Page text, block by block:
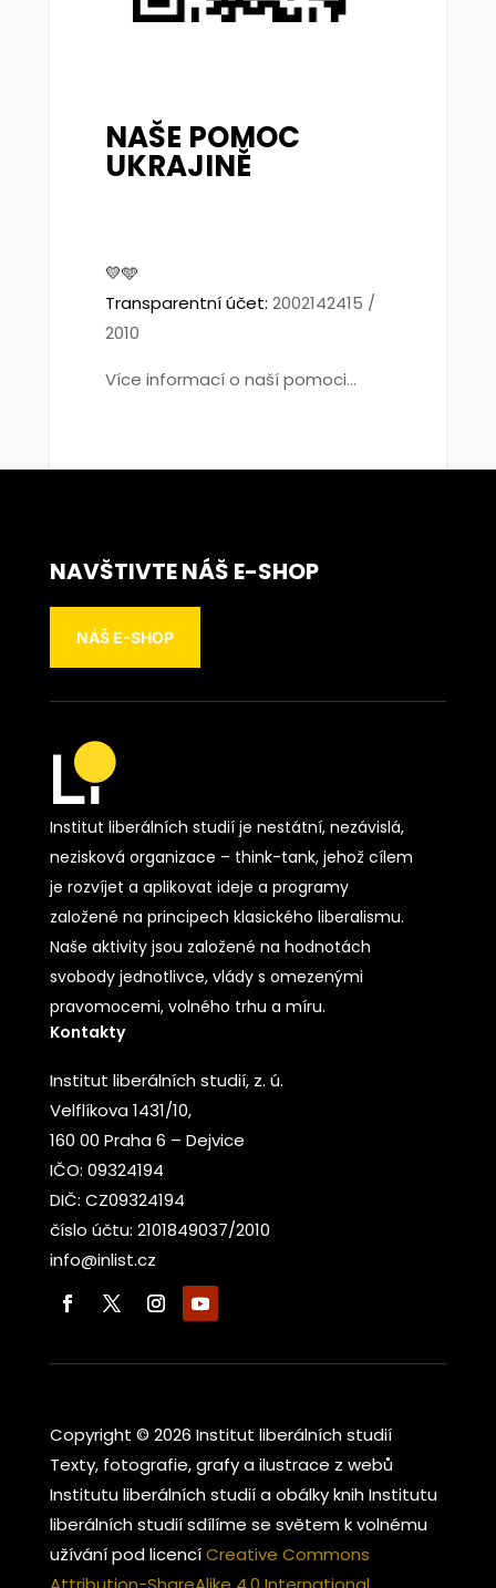
NAŠE POMOC
UKRAJINĚ
💛🩵
Transparentní účet: 2002142415 /
2010
Více informací o naší pomoci...
NAVŠTIVTE NÁŠ E-SHOP
NÁŠ E-SHOP
Institut liberálních studií je nestátní, nezávislá,
nezisková organizace – think-tank, jehož cílem
je rozvíjet a aplikovat ideje a programy
založené na principech klasického liberalismu.
Naše aktivity jsou založené na hodnotách
svobody jednotlivce, vlády s omezenými
pravomocemi, volného trhu a míru.
Kontakty
Institut liberálních studií, z. ú.
Velflíkova 1431/10,
160 00 Praha 6 – Dejvice
IČO: 09324194
DIČ: CZ09324194
číslo účtu: 2101849037/2010
info@inlist.cz
Copyright © 2026 Institut liberálních studií
Texty, fotografie, grafy a ilustrace z webů
Institutu liberálních studií a obálky knih Institutu
liberálních studií sdílíme se světem k volnému
užívání pod licencíCreative Commons